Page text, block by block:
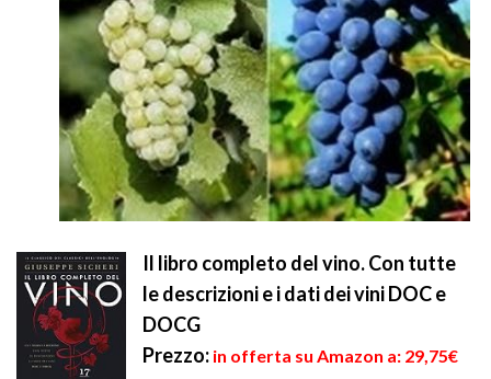
Il libro completo del vino. Con tutte
le descrizioni e i dati dei vini DOC e
DOCG
Prezzo: in offerta su Amazon a: 29,75€